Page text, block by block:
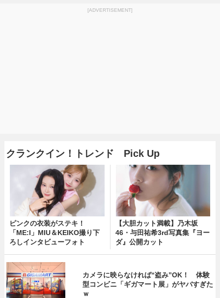
[ADVERTISEMENT]
クランクイン！トレンド Pick Up
ピンクの衣装がステキ！
「ME:I」MIU＆KEIKO撮り下
ろしインタビューフォト
【大胆カット満載】乃木坂
46・与田祐希3rd写真集『ヨー
ダ』公開カット
カメラに映らなければ“盗み”OK！ 体験
型コンビニ「ギガマート展」がヤバすぎた
ｗ